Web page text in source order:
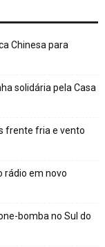
Chinesa para
solidária pela Casa
frente fria e vento
rádio em novo
bomba no Sul do